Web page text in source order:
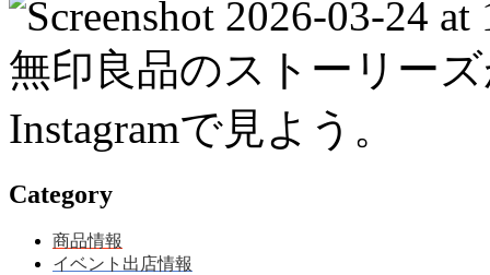
Category
商品情報
イベント出店情報